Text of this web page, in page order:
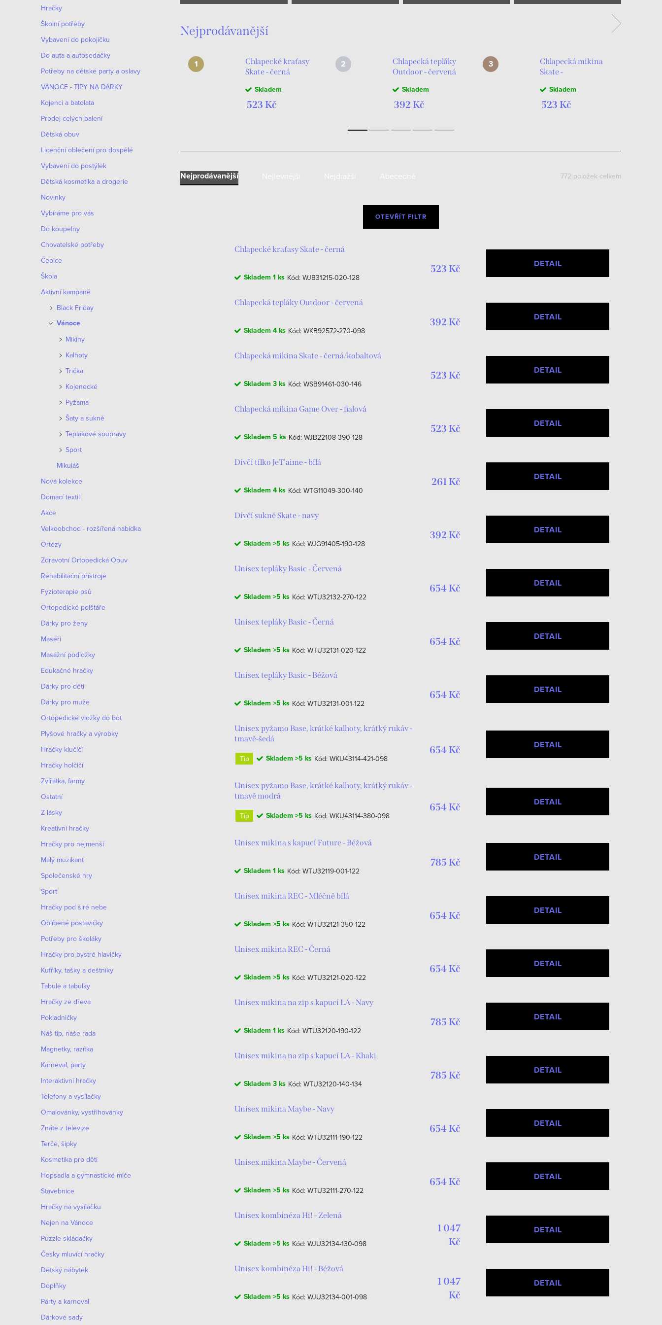
n
n
í
p
a
n
e
l
Hračky
Školní potřeby
Vybavení do pokojíčku
Do auta a autosedačky
Potřeby na dětské party a oslavy
VÁNOCE - TIPY NA DÁRKY
Kojenci a batolata
Prodej celých balení
Dětská obuv
Licenční oblečení pro dospělé
Vybavení do postýlek
Dětská kosmetika a drogerie
Novinky
Vybíráme pro vás
Do koupelny
Chovatelské potřeby
Čepice
Škola
Aktivní kampaně
Black Friday
Vánoce
Mikiny
Kalhoty
Trička
Kojenecké
Pyžama
Šaty a sukně
Teplákové soupravy
Sport
Mikuláš
Nová kolekce
Domací textil
Akce
Velkoobchod - rozšířená nabídka
Ortézy
Zdravotní Ortopedická Obuv
Rehabilitační přístroje
Fyzioterapie psů
Ortopedické polštáře
Dárky pro ženy
Maséři
Masážní podložky
Edukačné hračky
Dárky pro děti
Dárky pro muže
Оrtopedické vložky do bot
Plyšové hračky a výrobky
Hračky klučičí
Hračky holčičí
Zvířátka, farmy
Ostatní
Z lásky
Kreativní hračky
Hračky pro nejmenší
Malý muzikant
Společenské hry
Sport
Hračky pod širé nebe
Oblíbené postavičky
Potřeby pro školáky
Hračky pro bystré hlavičky
Kufříky, tašky a deštníky
Tabule a tabulky
Hračky ze dřeva
Pokladničky
Náš tip, naše rada
Magnetky, razítka
Karneval, party
Interaktivní hračky
Telefony a vysílačky
Omalovánky, vystřihovánky
Znáte z televize
Terče, šipky
Kosmetika pro děti
Hopsadla a gymnastické míče
Stavebnice
Hračky na vysílačku
Nejen na Vánoce
Puzzle skládačky
Česky mluvící hračky
Dětský nábytek
Doplňky
Párty a karneval
Dárkové sady
Nejprodávanější
Chlapecké kraťasy
Skate - černá
Skladem
523 Kč
Chlapecká tepláky
Outdoor - červená
Skladem
392 Kč
Chlapecká mikina
Skate -
Skladem
523 Kč
Ř
Nejprodávanější 772 položek celkem
OTEVŘÍT FILTR
Chlapecké kraťasy Skate - černá
Skladem 1 ks Kód: WJB31215-020-128
523 Kč DETAIL
Chlapecká tepláky Outdoor - červená
Skladem 4 ks Kód: WKB92572-270-098
392 Kč DETAIL
Chlapecká mikina Skate - černá/kobaltová
Skladem 3 ks Kód: WSB91461-030-146
523 Kč DETAIL
Chlapecká mikina Game Over - fialová
Skladem 5 ks Kód: WJB22108-390-128
523 Kč DETAIL
Dívčí tílko JeT'aime - bílá
Skladem 4 ks Kód: WTG11049-300-140
261 Kč DETAIL
Dívčí sukně Skate - navy
Skladem >5 ks Kód: WJG91405-190-128
392 Kč DETAIL
Unisex tepláky Basic - Červená
Skladem >5 ks Kód: WTU32132-270-122
654 Kč DETAIL
Unisex tepláky Basic - Černá
Skladem >5 ks Kód: WTU32131-020-122
654 Kč DETAIL
Unisex tepláky Basic - Béžová
Skladem >5 ks Kód: WTU32131-001-122
654 Kč DETAIL
Unisex pyžamo Base, krátké kalhoty, krátký rukáv -
tmavě-šedá
Tip Skladem >5 ks Kód: WKU43114-421-098
654 Kč DETAIL
Unisex pyžamo Base, krátké kalhoty, krátký rukáv -
tmavě modrá
Tip Skladem >5 ks Kód: WKU43114-380-098
654 Kč DETAIL
Unisex mikina s kapucí Future - Béžová
Skladem 1 ks Kód: WTU32119-001-122
785 Kč DETAIL
Unisex mikina REC - Mléčně bílá
Skladem >5 ks Kód: WTU32121-350-122
654 Kč DETAIL
Unisex mikina REC - Černá
Skladem >5 ks Kód: WTU32121-020-122
654 Kč DETAIL
Unisex mikina na zip s kapucí LA - Navy
Skladem 1 ks Kód: WTU32120-190-122
785 Kč DETAIL
Unisex mikina na zip s kapucí LA - Khaki
Skladem 3 ks Kód: WTU32120-140-134
785 Kč DETAIL
Unisex mikina Maybe - Navy
Skladem >5 ks Kód: WTU32111-190-122
654 Kč DETAIL
Unisex mikina Maybe - Červená
Skladem >5 ks Kód: WTU32111-270-122
654 Kč DETAIL
Unisex kombinéza Hi! - Zelená
Skladem >5 ks Kód: WJU32134-130-098
1 047
Kč
DETAIL
Unisex kombinéza Hi! - Béžová
Skladem >5 ks Kód: WJU32134-001-098
1 047
Kč
DETAIL